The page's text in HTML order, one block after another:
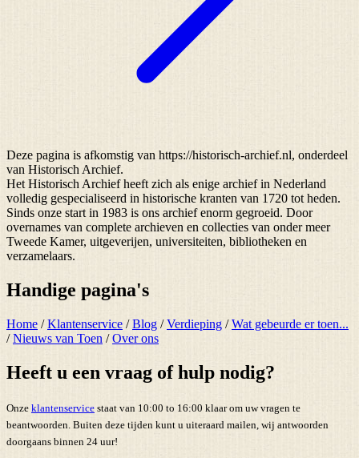
Deze pagina is afkomstig van https://historisch-archief.nl, onderdeel
van Historisch Archief.
Het Historisch Archief heeft zich als enige archief in Nederland
volledig gespecialiseerd in historische kranten van 1720 tot heden.
Sinds onze start in 1983 is ons archief enorm gegroeid. Door
overnames van complete archieven en collecties van onder meer
Tweede Kamer, uitgeverijen, universiteiten, bibliotheken en
verzamelaars.
Handige pagina's
Home /Klantenservice /Blog /Verdieping /Wat gebeurde er toen...
/Nieuws van Toen /Over ons
Heeft u een vraag of hulp nodig?
Onze klantenservice staat van 10:00 to 16:00 klaar om uw vragen te
beantwoorden. Buiten deze tijden kunt u uiteraard mailen, wij antwoorden
doorgaans binnen 24 uur!